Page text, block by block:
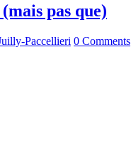
pas que)
Paccellieri 0 Comments